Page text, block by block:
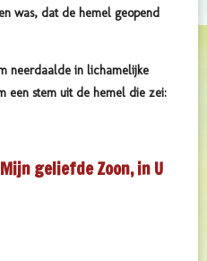
was, dat de hemel geopend
neerdaalde in lichamelijke
een stem uit de hemel die zei:
geliefde Zoon, in U